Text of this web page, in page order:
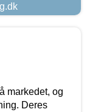
markedet, og
Deres